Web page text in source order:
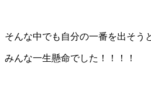
そんな中でも自分の一番を出そう
みんな一生懸命でした！！！！